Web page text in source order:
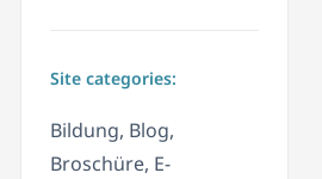
Site categories:
Bildung, Blog,
Broschüre, E-